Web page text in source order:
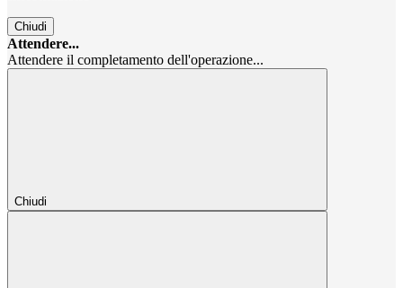
Chiudi
Attendere...
Attendere il completamento dell'operazione...
Chiudi